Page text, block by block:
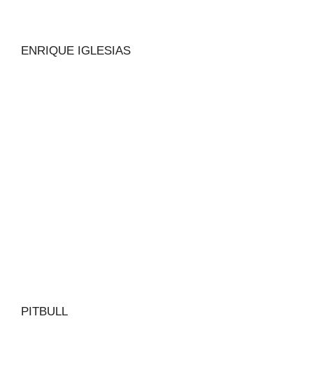
ENRIQUE IGLESIAS
PITBULL